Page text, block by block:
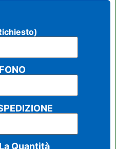
Quantità